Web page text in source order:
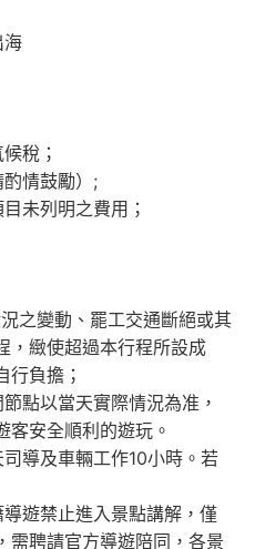
海
稅；
情鼓勵）;
未列明之費用；
之變動、罷工交通斷絕或其
，緻使超過本行程所設成
行負擔；
點以當天實際情況為准，
客安全順利的遊玩。
導及車輛工作10小時。若
遊禁止進入景點講解，僅
需聘請官方導遊陪同，各景